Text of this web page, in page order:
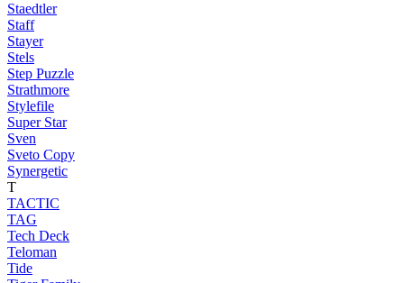
Staedtler
Staff
Stayer
Stels
Step Puzzle
Strathmore
Stylefile
Super Star
Sven
Sveto Copy
Synergetic
T
TACTIC
TAG
Tech Deck
Teloman
Tide